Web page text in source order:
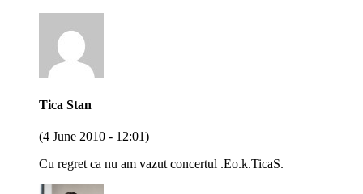
Tica Stan
(4 June 2010 - 12:01)
Cu regret ca nu am vazut concertul .Eo.k.TicaS.